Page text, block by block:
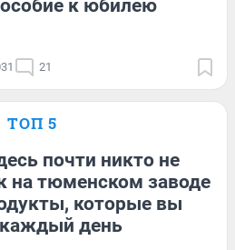
к юбилею
21
ТОП 5
почти никто не
на тюменском заводе
которые вы
каждый день